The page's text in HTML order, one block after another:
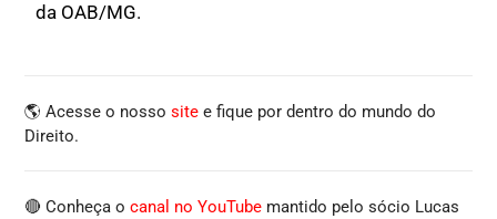
da OAB/MG.
🌎 Acesse o nossosite e fique por dentro do mundo do
Direito.
🔴 Conheça ocanal no YouTube mantido pelo sócio Lucas